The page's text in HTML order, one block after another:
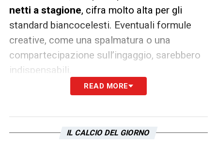
netti a stagione, cifra molto alta per gli
standard biancocelesti. Eventuali formule
creative, come una spalmatura o una
compartecipazione sull’ingaggio, sarebbero
indispensabili.
Al momento si tratta di una pista complessa,
già pronti, il nome diLoftus-Cheek
READ MORE
IL CALCIO DEL GIORNO